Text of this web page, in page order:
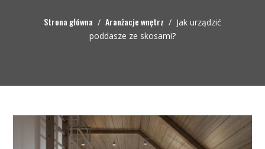
Strona główna / Aranżacje wnętrz / Jak urządzić
poddasze ze skosami?